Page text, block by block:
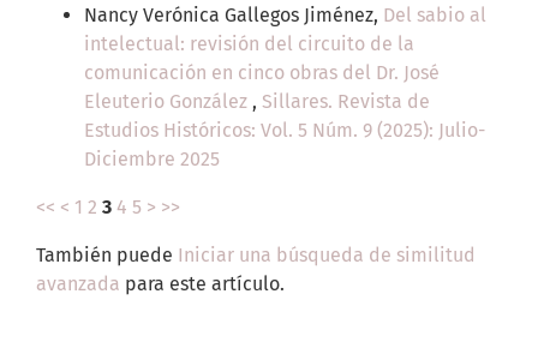
Nancy Verónica Gallegos Jiménez, Del sabio al
intelectual: revisión del circuito de la
comunicación en cinco obras del Dr. José
Eleuterio González , Sillares. Revista de
Estudios Históricos: Vol. 5 Núm. 9 (2025): Julio-
Diciembre 2025
<< < 1 2 3 4 5 > >>
También puede Iniciar una búsqueda de similitud
avanzada para este artículo.